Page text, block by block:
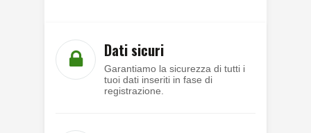
Dati sicuri
Garantiamo la sicurezza di tutti i
tuoi dati inseriti in fase di
registrazione.